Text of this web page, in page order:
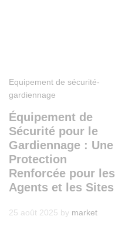
Equipement de sécurité-
gardiennage
Équipement de
Sécurité pour le
Gardiennage : Une
Protection
Renforcée pour les
Agents et les Sites
25 août 2025 by market